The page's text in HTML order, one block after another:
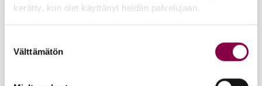
kerätty, kun olet käyttänyt heidän palvelujaan.
valinta
Välttämätön